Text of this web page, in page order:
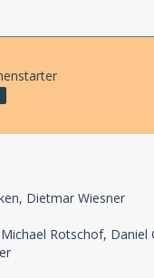
Dietmar Wiesner
Rotschof, Daniel